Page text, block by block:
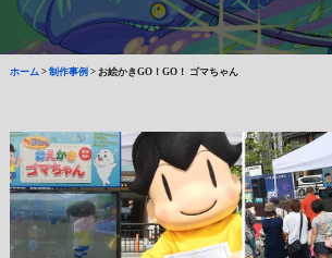
ホーム> 制作事例 > お絵かきGO！GO！ ゴマちゃん